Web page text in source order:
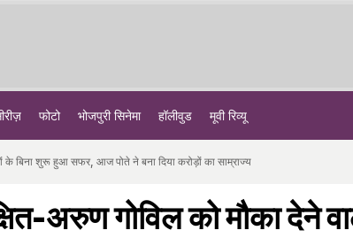
फोटो भोजपुरी सिनेमा हॉलीवुड मूवी रिव्यू
के बिना शुरू हुआ सफर, आज पोते ने बना दिया करोड़ों का साम्राज्य
अरुण गोविल को मौका देने